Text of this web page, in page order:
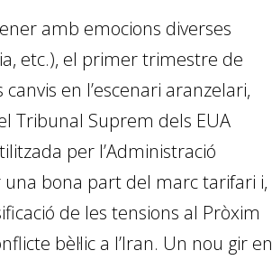
amb emocions diverses
etc.), el primer trimestre de
en l’escenari aranzelari,
Tribunal Suprem dels EUA
per l’Administració
bona part del marc tarifari i,
de les tensions al Pròxim
bèl·lic a l’Iran. Un nou gir en